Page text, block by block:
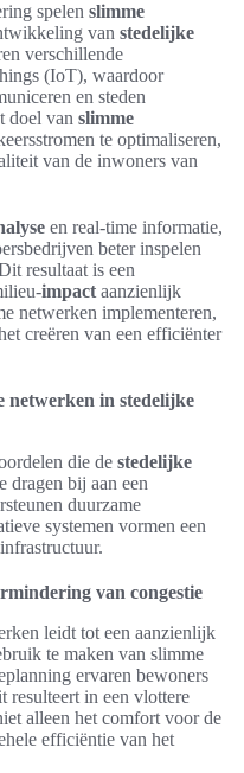
spelen slimme
van stedelijke
verschillende
(IoT), waardoor
en steden
doel van slimme
te optimaliseren,
van de inwoners van
en real-time informatie,
beter inspelen
resultaat is een
impact aanzienlijk
netwerken implementeren,
creëren van een efficiënter
netwerken in stedelijke
die de stedelijke
dragen bij aan een
duurzame
systemen vormen een
van congestie
leidt tot een aanzienlijk
te maken van slimme
ervaren bewoners
resulteert in een vlottere
alleen het comfort voor de
efficiëntie van het